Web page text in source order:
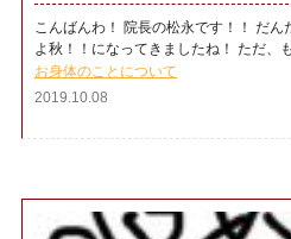
こんばんわ！ 院長の松永です！！ だ
よ秋！！になってきましたね！ ただ、
お身体のことについて
2019.10.08